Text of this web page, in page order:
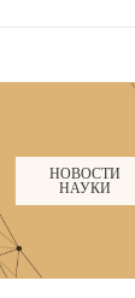
НОВОСТИ
НАУКИ